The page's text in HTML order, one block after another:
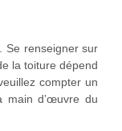
Se renseigner sur
la toiture dépend
compter un
main d’œuvre du